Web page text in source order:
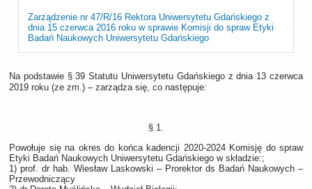
Zarządzenie nr 47/R/16 Rektora Uniwersytetu Gdańskiego z
dnia 15 czerwca 2016 roku w sprawie Komisji do spraw Etyki
Badań Naukowych Uniwersytetu Gdańskiego
Na podstawie § 39 Statutu Uniwersytetu Gdańskiego z dnia 13 czerwca
2019 roku (ze zm.) – zarządza się, co następuje:
§ 1.
Powołuje się na okres do końca kadencji 2020-2024 Komisję do spraw
Etyki Badań Naukowych Uniwersytetu Gdańskiego w składzie:;
1) prof. dr hab. Wiesław Laskowski – Prorektor ds Badań Naukowych –
Przewodniczący